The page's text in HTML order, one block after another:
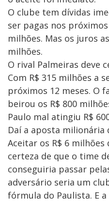
O clube tem dívidas
ser pagas nos próximos
milhões. Mas os juros
milhões.
O rival Palmeiras deve
Com R$ 315 milhões a
próximos 12 meses. O
beirou os R$ 800
Paulo mal atingiu R$
Daí a aposta
Aceitar os R$ 6 milhões
certeza de que o time
conseguiria passar
adversário seria um
fórmula do Paulista. E